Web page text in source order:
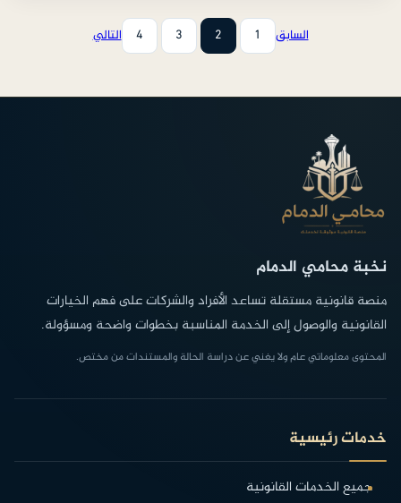
السابق 1
2
3
4 التالي
نخبة محامي الدمام
منصة قانونية مستقلة تساعد الأفراد والشركات على فهم الخيارات
القانونية والوصول إلى الخدمة المناسبة بخطوات واضحة ومسؤولة.
المحتوى معلوماتي عام ولا يغني عن دراسة الحالة والمستندات من مختص.
خدمات رئيسية
جميع الخدمات القانونية